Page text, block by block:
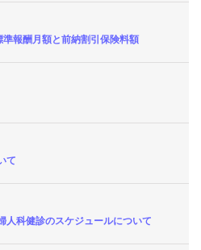
報酬月額と前納割引保険料額
て
科健診のスケジュールについて